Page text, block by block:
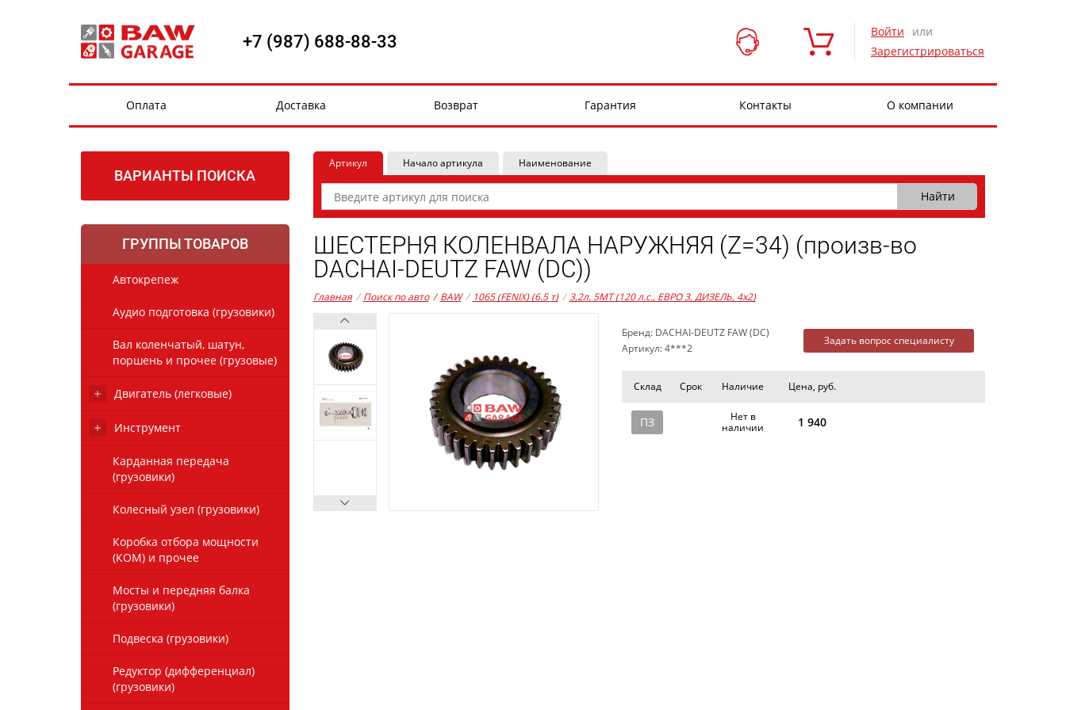
+7 (987) 688-88-33 Войти
или
Зарегистрироваться
Оплата Доставка Возврат Гарантия Контакты О компании
ВАРИАНТЫ ПОИСКА
ГРУППЫ ТОВАРОВ
Автокрепеж
Аудио подготовка (грузовики)
Вал коленчатый, шатун,
поршень и прочее (грузовые)
Двигатель (легковые)
Инструмент
Карданная передача
(грузовики)
Колесный узел (грузовики)
Коробка отбора мощности
(КОМ) и прочее
Мосты и передняя балка
(грузовики)
Подвеска (грузовики)
Редуктор (дифференциал)
(грузовики)
Артикул Начало артикула Наименование
ШЕСТЕРНЯ КОЛЕНВАЛА НАРУЖНЯЯ (Z=34) (произв-во
DACHAI-DEUTZ FAW (DC))
Главная / Поиск по авто / BAW / 1065 (FENIX) (6.5 т) / 3,2л. 5MT (120 л.с., ЕВРО 3, ДИЗЕЛЬ, 4x2)
Бренд: DACHAI-DEUTZ FAW (DC)
Артикул: 4***2
Задать вопрос специалисту
Склад Срок Наличие Цена, руб.
ПЗ
Нет в
наличии
1 940